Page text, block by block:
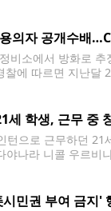
의자 공개수배
비소에서 방화로
에 따르면 지난달
학생, 근무 중
턴으로 근무하던
야나라 니콜 우르
민권 부여 금지'